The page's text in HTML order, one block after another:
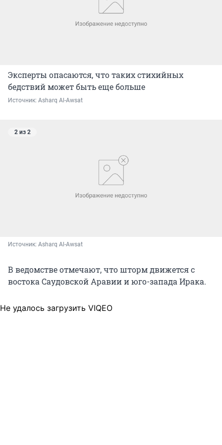
Эксперты опасаются, что таких стихийных
бедствий может быть еще больше
Источник: Asharq Al-Awsat
2 из 2
Источник: Asharq Al-Awsat
В ведомстве отмечают, что шторм движется с
востока Саудовской Аравии и юго-запада Ирака.
Не удалось загрузить VIQEO